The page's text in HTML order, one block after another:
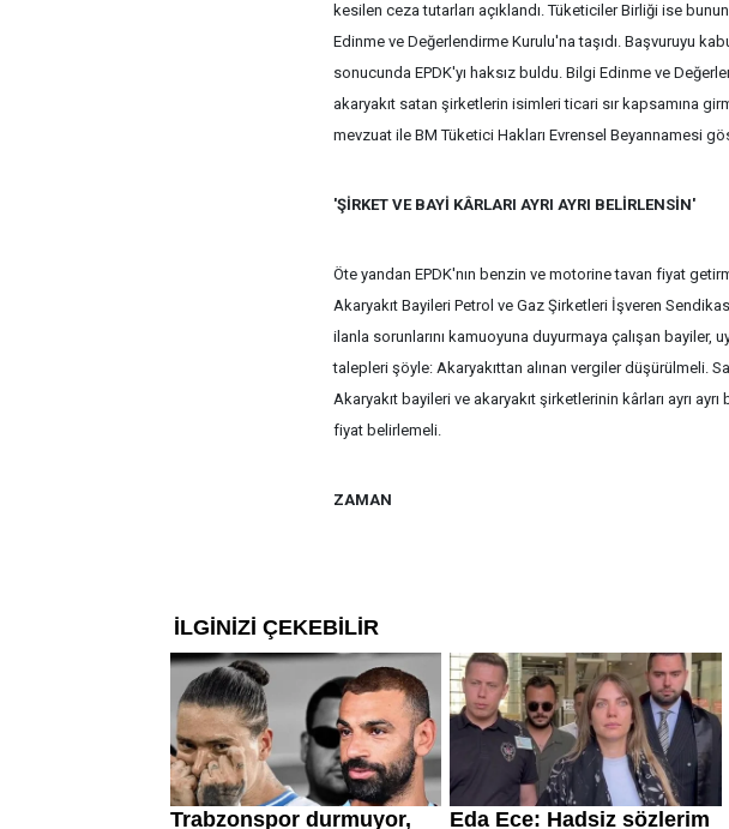
kesilen ceza tutarları açıklandı. Tüketiciler Birliği ise
Edinme ve Değerlendirme Kurulu'na taşıdı. Başvuruyu
sonucunda EPDK'yı haksız buldu. Bilgi Edinme ve
akaryakıt satan şirketlerin isimleri ticari sır kapsamına
mevzuat ile BM Tüketici Hakları Evrensel Beyannamesi
'ŞİRKET VE BAYİ KÂRLARI AYRI AYRI BELİRLENSİN'
Öte yandan EPDK'nın benzin ve motorine tavan fiyat
Akaryakıt Bayileri Petrol ve Gaz Şirketleri İşveren
ilanla sorunlarını kamuoyuna duyurmaya çalışan bayiler,
talepleri şöyle: Akaryakıttan alınan vergiler düşürülmeli.
Akaryakıt bayileri ve akaryakıt şirketlerinin kârları ayrı
fiyat belirlemeli.
ZAMAN